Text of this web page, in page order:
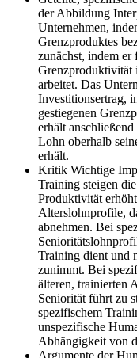
der Abbildung
Unternehmen,
Grenzproduktes
zunächst, indem
Grenzproduktivität
arbeitet. Das
Investitionsertrag,
gestiegenen
erhält
Lohn oberhalb
erhält.
Kritik Wichtige
Training steigen
Produktivität
Alterslohnprofile,
abnehmen. Bei
Training dient und
zunimmt. Bei
älteren, trainierten
Seniorität führt zu
spezifischem
unspezifische
Abhängigkeit von
Argumente der